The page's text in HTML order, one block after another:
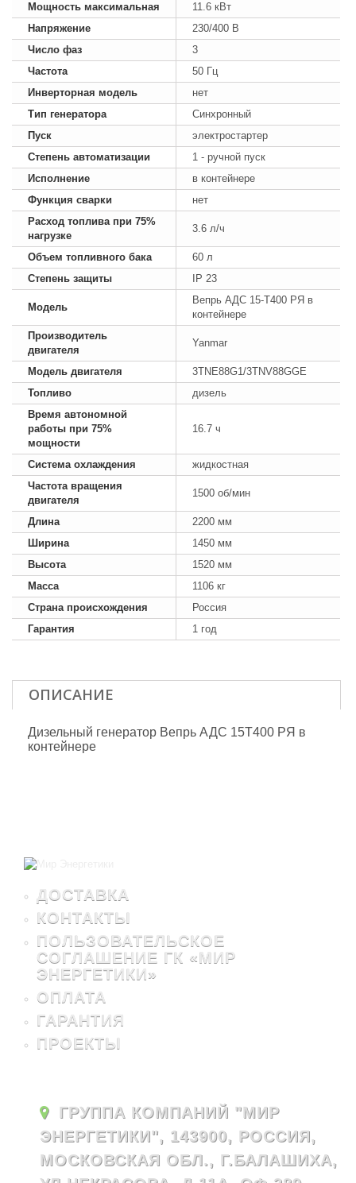
Мощность максимальная
11.6 кВт
Напряжение
230/400 В
Число фаз
3
Частота
50 Гц
Инверторная модель
нет
Тип генератора
Синхронный
Пуск
электростартер
Степень автоматизации
1 - ручной пуск
Исполнение
в контейнере
Функция сварки
нет
Расход топлива при 75%
нагрузке
3.6 л/ч
Объем топливного бака
60 л
Степень защиты
IP 23
Модель
Вепрь АДС 15-Т400 РЯ в
контейнере
Производитель
двигателя
Yanmar
Модель двигателя
3TNE88G1/3TNV88GGE
Топливо
дизель
Время автономной
работы при 75%
мощности
16.7 ч
Система охлаждения
жидкостная
Частота вращения
двигателя
1500 об/мин
Длина
2200 мм
Ширина
1450 мм
Высота
1520 мм
Масса
1106 кг
Страна происхождения
Россия
Гарантия
1 год
ОПИСАНИЕ
Дизельный генератор Вепрь АДС 15Т400 РЯ в
контейнере
ДОСТАВКА
КОНТАКТЫ
ПОЛЬЗОВАТЕЛЬСКОЕ
СОГЛАШЕНИЕ ГК «МИР
ЭНЕРГЕТИКИ»
ОПЛАТА
ГАРАНТИЯ
ПРОЕКТЫ
ГРУППА КОМПАНИЙ "МИР
ЭНЕРГЕТИКИ", 143900, РОССИЯ,
МОСКОВСКАЯ ОБЛ., Г.БАЛАШИХА,